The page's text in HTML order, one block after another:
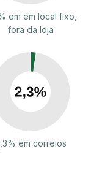
em em local fixo,
fora da loja
em correios